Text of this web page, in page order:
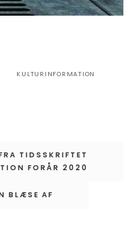
KULTURINFORMATION
TIDSSKRIFTET
FORÅR 2020
BLÆSE AF